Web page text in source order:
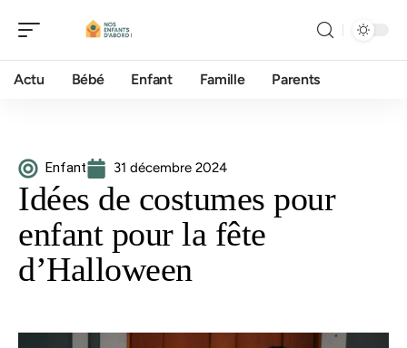
Actu Bébé Enfant Famille Parents
Enfant 31 décembre 2024
Idées de costumes pour
enfant pour la fête
d’Halloween